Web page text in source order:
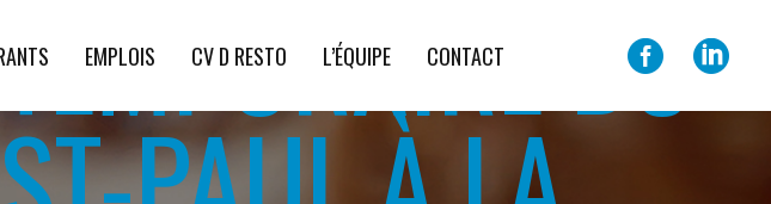
EMPLOIS CV D RESTO L’ÉQUIPE CONTACT DU